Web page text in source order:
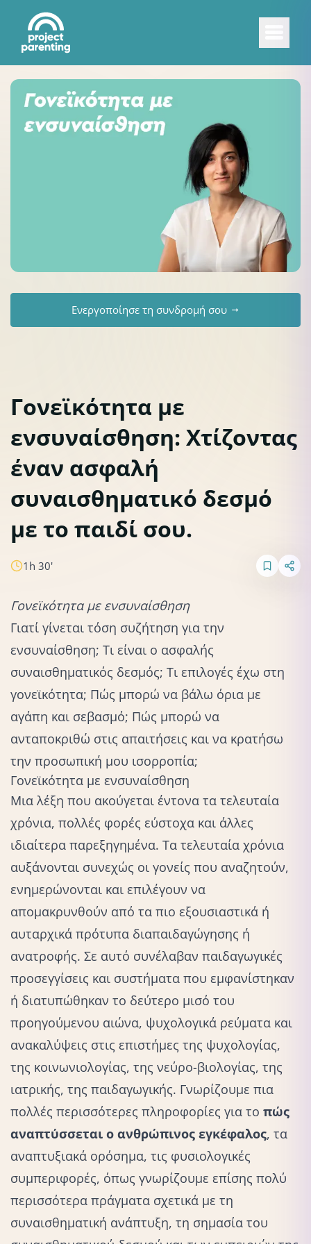
Ενεργοποίησε τη συνδρομή σου
Συναισθηματικός δεσμός
Γονεϊκότητα με
ενσυναίσθηση: Χτίζοντας
έναν ασφαλή
συναισθηματικό δεσμό
με το παιδί σου.
1h 30'
Γονεϊκότητα με ενσυναίσθηση
Γιατί γίνεται τόση συζήτηση για την
ενσυναίσθηση; Τι είναι ο ασφαλής
συναισθηματικός δεσμός; Τι επιλογές έχω στη
γονεϊκότητα; Πώς μπορώ να βάλω όρια με
αγάπη και σεβασμό; Πώς μπορώ να
ανταποκριθώ στις απαιτήσεις και να κρατήσω
την προσωπική μου ισορροπία;
Γονεϊκότητα με ενσυναίσθηση
Μια λέξη που ακούγεται έντονα τα τελευταία
χρόνια, πολλές φορές εύστοχα και άλλες
ιδιαίτερα παρεξηγημένα. Τα τελευταία χρόνια
αυξάνονται συνεχώς οι γονείς που αναζητούν,
ενημερώνονται και επιλέγουν να
απομακρυνθούν από τα πιο εξουσιαστικά ή
αυταρχικά πρότυπα διαπαιδαγώγησης ή
ανατροφής. Σε αυτό συνέλαβαν παιδαγωγικές
προσεγγίσεις και συστήματα που εμφανίστηκαν
ή διατυπώθηκαν το δεύτερο μισό του
προηγούμενου αιώνα, ψυχολογικά ρεύματα και
ανακαλύψεις στις επιστήμες της ψυχολογίας,
της κοινωνιολογίας, της νεύρο-βιολογίας, της
ιατρικής, της παιδαγωγικής. Γνωρίζουμε πια
πολλές περισσότερες πληροφορίες για το πώς
αναπτύσσεται ο ανθρώπινος εγκέφαλος, τα
αναπτυξιακά ορόσημα, τις φυσιολογικές
συμπεριφορές, όπως γνωρίζουμε επίσης πολύ
περισσότερα πράγματα σχετικά με τη
συναισθηματική ανάπτυξη, τη σημασία του